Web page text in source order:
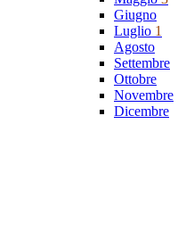
Giugno
Luglio 1
Agosto
Settembre
Ottobre
Novembre
Dicembre